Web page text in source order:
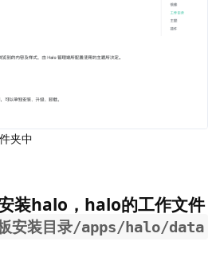
夹中
装halo，halo的工作文件
安装目录/apps/halo/data